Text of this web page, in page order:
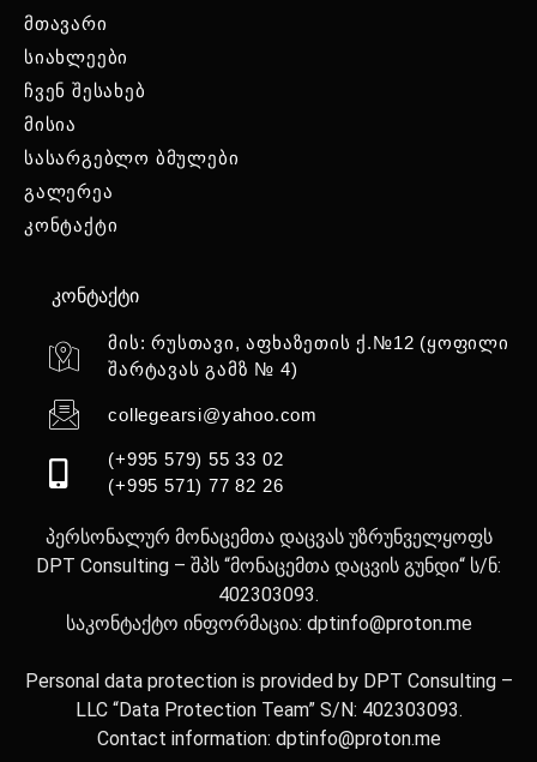
მთავარი
სიახლეები
ჩვენ შესახებ
მისია
სასარგებლო ბმულები
გალერეა
კონტაქტი
კონტაქტი
მის: რუსთავი, აფხაზეთის ქ.№12 (ყოფილი
შარტავას გამზ № 4)
collegearsi@yahoo.com
(+995 579) 55 33 02
(+995 571) 77 82 26
პერსონალურ მონაცემთა დაცვას უზრუნველყოფს
DPT Consulting – შპს “მონაცემთა დაცვის გუნდი“ ს/ნ:
402303093.
საკონტაქტო ინფორმაცია: dptinfo@proton.me
Personal data protection is provided by DPT Consulting –
LLC “Data Protection Team” S/N: 402303093.
Contact information: dptinfo@proton.me